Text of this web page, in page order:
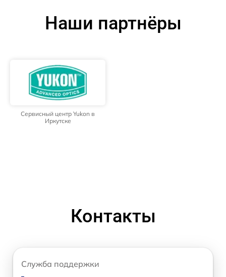
Наши партнёры
Сервисный центр Yukon в
Иркутске
Контакты
Служба поддержки